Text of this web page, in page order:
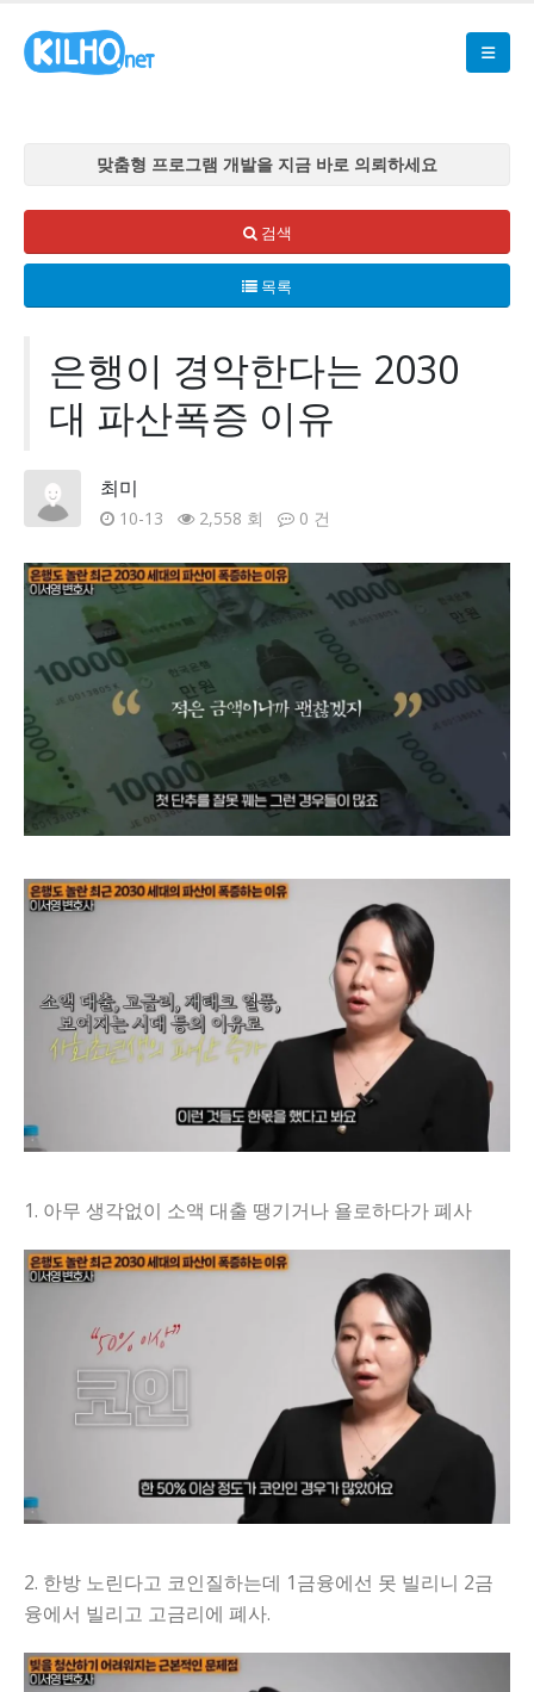
맞춤형 프로그램 개발을 지금 바로 의뢰하세요
맞춤형 프로그램 개발을 지금 바로 의뢰하세요
맞춤형 프로그램 개발을 지금 바로 의뢰하세요
맞춤형 프로그램 개발을 지금 바로 의뢰하세요
검색
목록
은행이 경악한다는 2030
대 파산폭증 이유
최미
10-13 2,558 회 0 건
1. 아무 생각없이 소액 대출 땡기거나 욜로하다가 폐사
2. 한방 노린다고 코인질하는데 1금융에선 못 빌리니 2금
융에서 빌리고 고금리에 폐사.